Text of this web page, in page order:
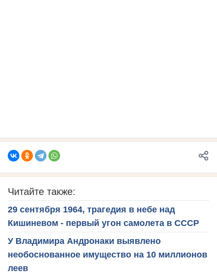
Читайте также:
29 сентября 1964, трагедия в небе над
Кишиневом - первый угон самолета в СССР
У Владимира Андронаки выявлено
необоснованное имущество на 10 миллионов
леев